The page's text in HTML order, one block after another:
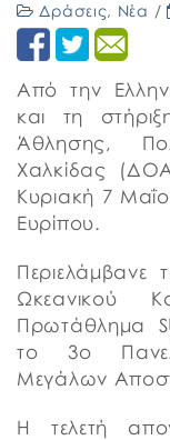
Δράσεις, Νέα /
Από την
και τη
Άθλησης,
Χαλκίδας
Κυριακή 7
Ευρίπου.
Ωκεανικού
Πρωτάθλημα
το 3ο
Μεγάλων
Η τελετή